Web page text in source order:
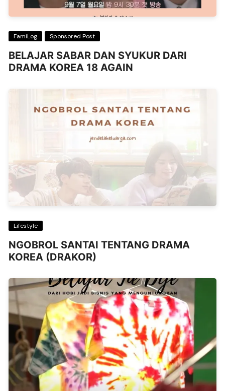
FamiLog Sponsored Post
BELAJAR SABAR DAN SYUKUR DARI
DRAMA KOREA 18 AGAIN
Lifestyle
NGOBROL SANTAI TENTANG DRAMA
KOREA (DRAKOR)